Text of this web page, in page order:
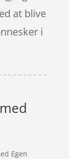
at blive
i
Egen